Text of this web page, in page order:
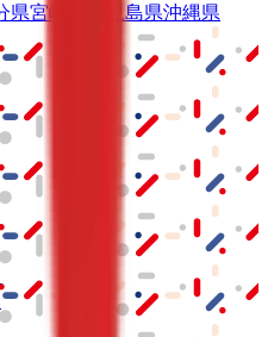
県宮崎県 鹿児島県沖縄県